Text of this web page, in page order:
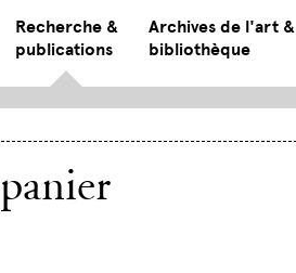
Recherche &
publications
Archives de l'art &
bibliothèque